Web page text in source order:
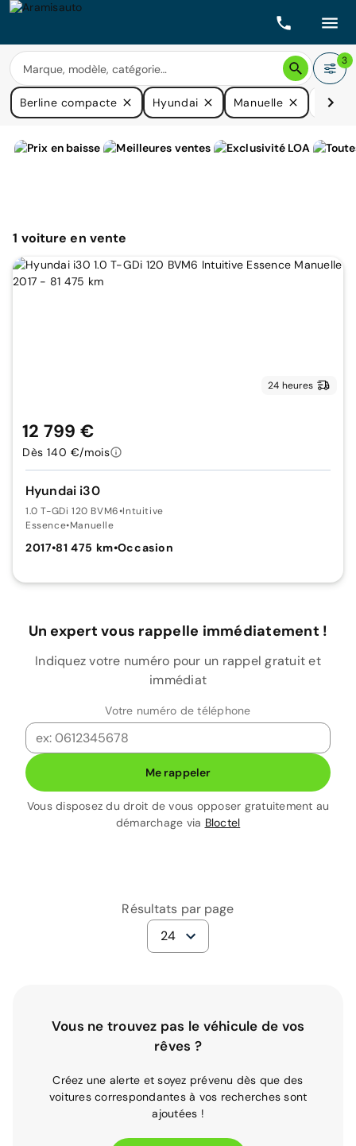
3
Berline compacte Hyundai Manuelle Prix
1 voitureen vente
24 heures
Hyundai i30
1.0 T-GDi 120 BVM6•Intuitive
Essence•Manuelle
2017•81 475 km•Occasion
12 799 €
Dès 140 €/mois
Un expert vous rappelle immédiatement !
Indiquez votre numéro pour un rappel gratuit et
immédiat
Votre numéro de téléphone
Me rappeler
Vous disposez du droit de vous opposer gratuitement au
démarchage via Bloctel
Résultats par page
24
Vous ne trouvez pas le véhicule de vos
rêves ?
Créez une alerte et soyez prévenu dès que des
voitures correspondantes à vos recherches sont
ajoutées !